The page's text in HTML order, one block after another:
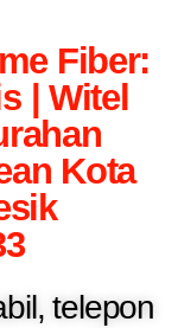
Fiber:
| Witel
Kota
telepon